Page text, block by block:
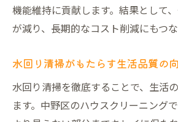
機能維持に貢献します。結果として
が減り、長期的なコスト削減にもつな
水回り清掃がもたらす生活品質の
水回り清掃を徹底することで、生活
ます。中野区のハウスクリーニング